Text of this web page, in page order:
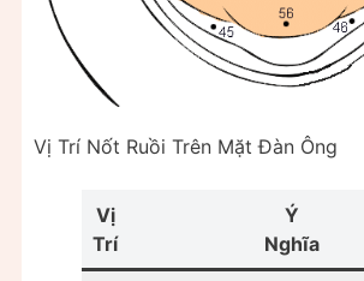
Vị Trí Nốt Ruồi Trên Mặt Đàn Ông
Vị
Trí
Ý
Nghĩa